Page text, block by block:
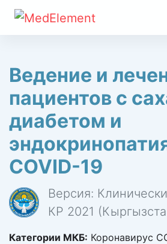
Ведение и
пациентов с
диабетом и
COVID-19
Версия:
КР 2021
Категории МКБ: Коронавирус